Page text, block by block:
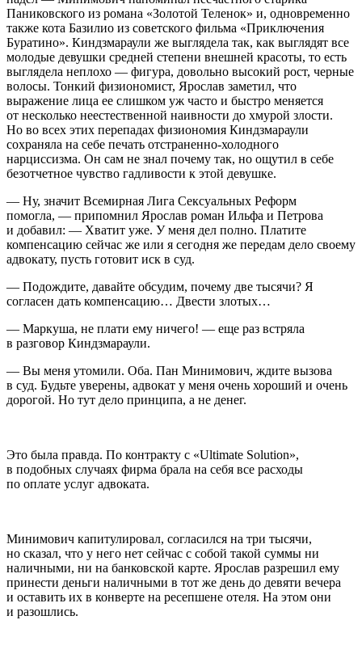
Паниковского из романа «Золотой Теленок» и, одновременно
также кота Базилио из советского фильма «Приключения
Буратино». Киндзмараули же выглядела так, как выглядят все
молодые девушки средней степени внешней красоты, то есть
выглядела неплохо — фигура, довольно высокий рост, черные
волосы. Тонкий физиономист, Ярослав заметил, что
выражение лица ее слишком уж часто и быстро меняется
от несколько неестественной наивности до хмурой злости.
Но во всех этих перепадах физиономия Киндзмараули
сохраняла на себе печать отстраненно-холодного
нарциссизма. Он сам не знал почему так, но ощутил в себе
безотчетное чувство гадливости к этой девушке.
— Ну, значит Всемирная Лига Сексуальных Реформ
помогла, — припомнил Ярослав роман Ильфа и Петрова
и добавил: — Хватит уже. У меня дел полно. Платите
компенсацию сейчас же или я сегодня же передам дело своему
адвокату, пусть готовит иск в суд.
— Подождите, давайте обсудим, почему две тысячи? Я
согласен дать компенсацию… Двести злотых…
— Маркуша, не плати ему ничего! — еще раз встряла
в разговор Киндзмараули.
— Вы меня утомили. Оба. Пан Минимович, ждите вызова
в суд. Будьте уверены, адвокат у меня очень хороший и очень
дорогой. Но тут дело принципа, а не денег.
Это была правда. По контракту с «Ultimate Solution»,
в подобных случаях фирма брала на себя все расходы
по оплате услуг адвоката.
Минимович капитулировал, согласился на три тысячи,
но сказал, что у него нет сейчас с собой такой суммы ни
наличными, ни на банковской карте. Ярослав разрешил ему
принести деньги наличными в тот же день до девяти вечера
и оставить их в конверте на ресепшене отеля. На этом они
и разошлись.